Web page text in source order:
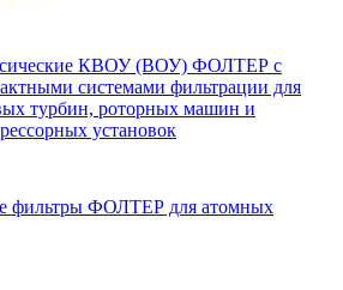
КВОУ (ВОУ) ФОЛТЕР с
системами фильтрации для
турбин, роторных машин и
установок
фильтры ФОЛТЕР для атомных